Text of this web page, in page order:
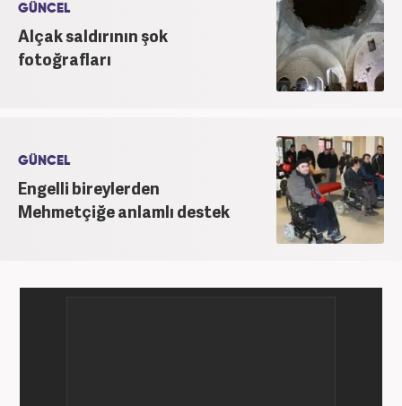
GÜNCEL
Alçak saldırının şok
fotoğrafları
GÜNCEL
Engelli bireylerden
Mehmetçiğe anlamlı destek